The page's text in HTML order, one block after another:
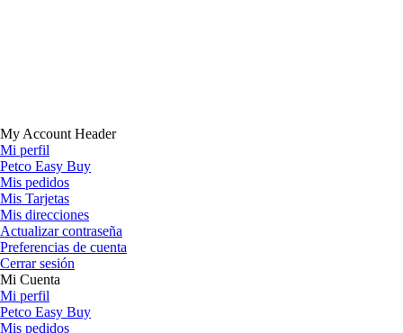
My Account Header
Mi perfil
Petco Easy Buy
Mis pedidos
Mis Tarjetas
Mis direcciones
Actualizar contraseña
Preferencias de cuenta
Cerrar sesión
Mi Cuenta
Mi perfil
Petco Easy Buy
Mis pedidos